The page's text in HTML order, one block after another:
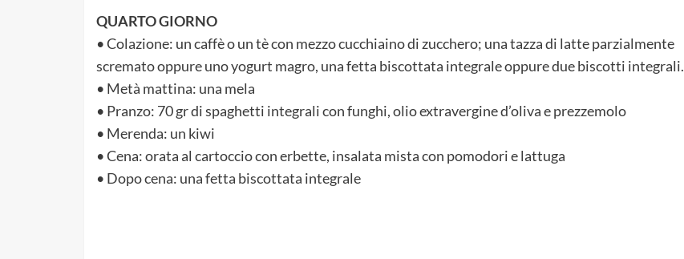
QUARTO GIORNO
• Colazione: un caffè o un tè con mezzo cucchiaino di zucchero; una tazza di latte parzialmente
scremato oppure uno yogurt magro, una fetta biscottata integrale oppure due biscotti integrali.
• Metà mattina: una mela
• Pranzo: 70 gr di spaghetti integrali con funghi, olio extravergine d’oliva e prezzemolo
• Merenda: un kiwi
• Cena: orata al cartoccio con erbette, insalata mista con pomodori e lattuga
• Dopo cena: una fetta biscottata integrale